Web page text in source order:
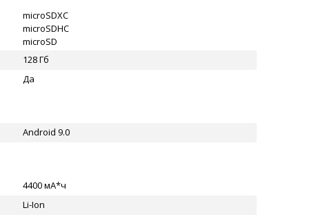
microSDXC
microSDHC
microSD
128 Гб
Да
Android 9.0
4400 мА*ч
Li-Ion